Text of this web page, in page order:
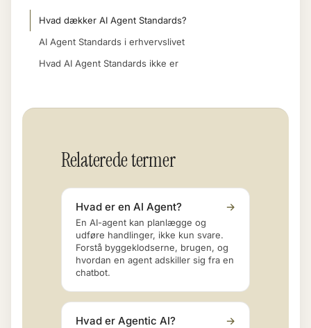
Hvad dækker AI Agent Standards?
AI Agent Standards i erhvervslivet
Hvad AI Agent Standards ikke er
Relaterede termer
Hvad er en AI Agent? →
En AI-agent kan planlægge og
udføre handlinger, ikke kun svare.
Forstå byggeklodserne, brugen, og
hvordan en agent adskiller sig fra en
chatbot.
Hvad er Agentic AI? →